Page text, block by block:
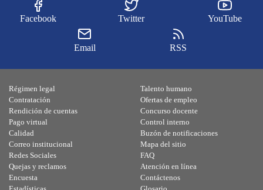
Facebook Twitter YouTube
Email RSS
Régimen legal
Contratación
Rendición de cuentas
Pago virtual
Calidad
Talento humano
Ofertas de empleo
Concurso docente
Control interno
Buzón de notificaciones
Correo institucional
Redes Sociales
Quejas y reclamos
Encuesta
Mapa del sitio
FAQ
Atención en línea
Contáctenos